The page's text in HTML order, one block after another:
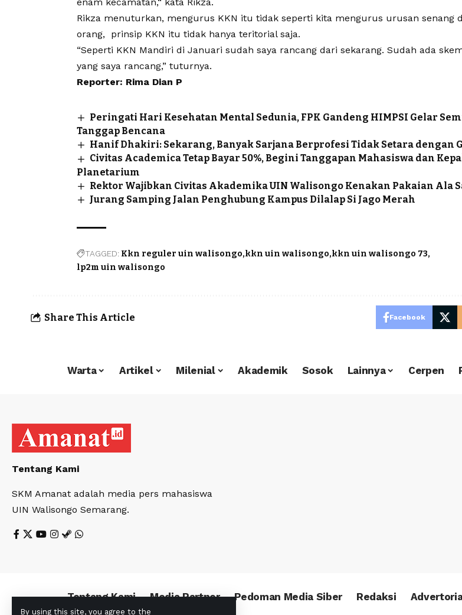
By using this site, you agree to the
Rikza menuturkan, mengurus KKN itu tidak seperti kita mengurus urusan senang
orang, prinsip KKN itu tidak hanya teritorial saja.
“Seperti KKN Mandiri di Januari sudah saya rancang dari sekarang. Sudah ada
yang saya rancang,” tuturnya.
Reporter: Rima Dian P
Peringati Hari Kesehatan Mental Sedunia, FPK Gandeng HIMPSI Gelar
Tanggap Bencana
Hanif Dhakiri: Sekarang, Banyak Sarjana Berprofesi Tidak Setara dengan
Civitas Academica Tetap Bayar 50%, Begini Tanggapan Mahasiswa dan
Planetarium
Rektor Wajibkan Civitas Akademika UIN Walisongo Kenakan Pakaian Ala
Jurang Samping Jalan Penghubung Kampus Dilalap Si Jago Merah
TAGGED: Kkn reguler uin walisongo kkn uin walisongo kkn uin walisongo 73
lp2m uin walisongo
Share This Article Facebook
Warta Artikel Milenial Akademik Sosok Lainnya Cerpen
Tentang Kami
SKM Amanat adalah media pers mahasiswa
UIN Walisongo Semarang.
Tentang Kami Media Partner Pedoman Media Siber Redaksi